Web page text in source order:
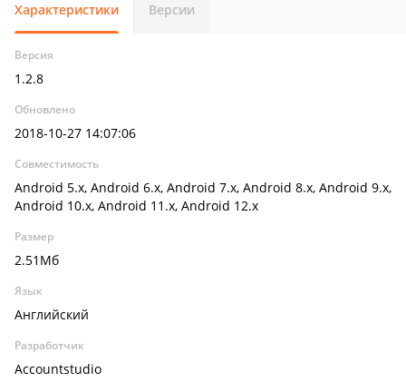
Характеристики Версии
Версия
1.2.8
Обновлено
2018-10-27 14:07:06
Совместимость
Android 5.x, Android 6.x, Android 7.x, Android 8.x, Android 9.x,
Android 10.x, Android 11.x, Android 12.x
Размер
2.51Мб
Язык
Английский
Разработчик
Accountstudio